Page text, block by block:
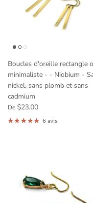
Boucles d'oreille rectangle
minimaliste - - Niobium -
nickel, sans plomb et sans
cadmium
De $23.00
6 avis